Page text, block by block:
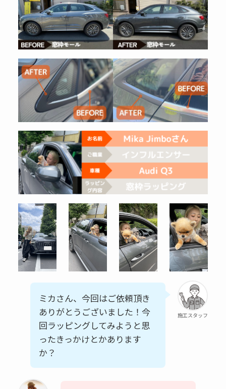
施工スタッフ
ミカさん、今回はご依頼頂き
ありがとうございました！今
回ラッピングしてみようと思
ったきっかけとかあります
か？